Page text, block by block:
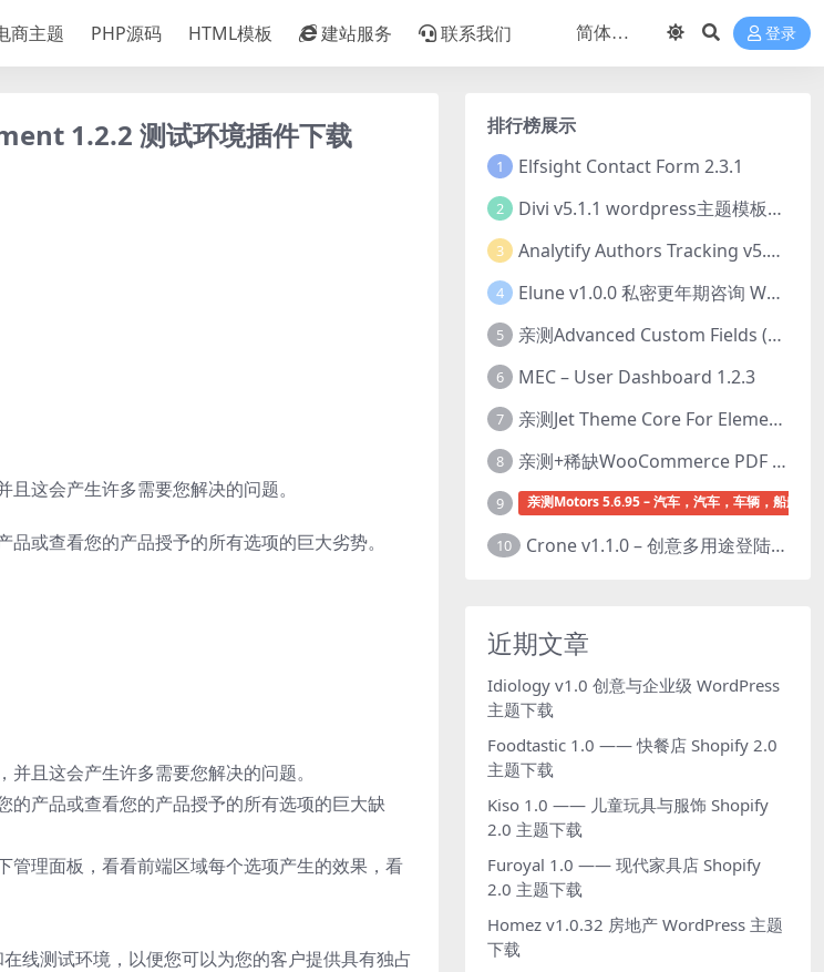
商主题 PHP源码 HTML模板 建站服务 联系我们 登录
1.2.2 测试环境插件下载
这会产生许多需要您解决的问题。
或查看您的产品授予的所有选项的巨大劣势。
且这会产生许多需要您解决的问题。
产品或查看您的产品授予的所有选项的巨大缺
管理面板，看看前端区域每个选项产生的效果，看
线测试环境，以便您可以为您的客户提供具有独占
排行榜展示
1 Elfsight Contact Form 2.3.1
2 Divi v5.1.1 wordpress主题模板打包下载（Theme + Builder+ Extra Theme + Templates + Layouts + PSD）
3 Analytify Authors Tracking v5.0.0 插件破解版下载
4 Elune v1.0.0 私密更年期咨询 WordPress 主题下载
5 亲测Advanced Custom Fields (ACF) Pro v6.8.0.1 + Advanced Custom Fields: Extended PRO v0.9.2.3 | 网站开发自定义字段插件下载
6 MEC – User Dashboard 1.2.3
7 亲测Jet Theme Core For Elementor 2.3.1.2 插件下载
8 亲测+稀缺WooCommerce PDF Invoices & Packing Slips Professional v2.20.0 + Templates v2.25.1 [by WpOverNight] WooCommerce PDF 发票和装箱单插件下载
9 亲测Motors 5.6.95 – 汽车，汽车，车辆，船舶
10 Crone v1.1.0 – 创意多用途登陆页面HTML模板下载
近期文章
Idiology v1.0 创意与企业级 WordPress
主题下载
Foodtastic 1.0 —— 快餐店 Shopify 2.0
主题下载
Kiso 1.0 —— 儿童玩具与服饰 Shopify
2.0 主题下载
Furoyal 1.0 —— 现代家具店 Shopify
2.0 主题下载
Homez v1.0.32 房地产 WordPress 主题
下载